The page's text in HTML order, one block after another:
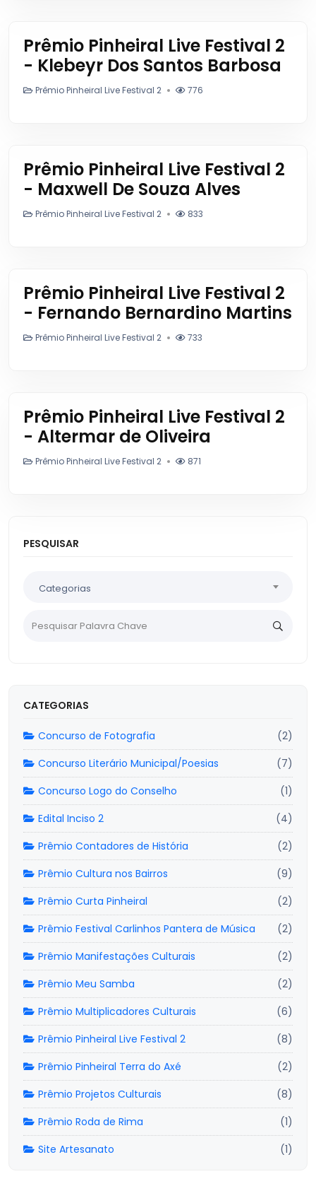
Prêmio Pinheiral Live Festival 2
- Klebeyr Dos Santos Barbosa
Prêmio Pinheiral Live Festival 2 776
Prêmio Pinheiral Live Festival 2
- Maxwell De Souza Alves
Prêmio Pinheiral Live Festival 2 833
Prêmio Pinheiral Live Festival 2
- Fernando Bernardino Martins
Prêmio Pinheiral Live Festival 2 733
Prêmio Pinheiral Live Festival 2
- Altermar de Oliveira
Prêmio Pinheiral Live Festival 2 871
PESQUISAR
Categorias
CATEGORIAS
Concurso de Fotografia
(2)
Concurso Literário Municipal/Poesias
(7)
Concurso Logo do Conselho
(1)
Edital Inciso 2
(4)
Prêmio Contadores de História
(2)
Prêmio Cultura nos Bairros
(9)
Prêmio Curta Pinheiral
(2)
Prêmio Festival Carlinhos Pantera de Música
(2)
Prêmio Manifestações Culturais
(2)
Prêmio Meu Samba
(2)
Prêmio Multiplicadores Culturais
(6)
Prêmio Pinheiral Live Festival 2
(8)
Prêmio Pinheiral Terra do Axé
(2)
Prêmio Projetos Culturais
(8)
Prêmio Roda de Rima
(1)
Site Artesanato
(1)